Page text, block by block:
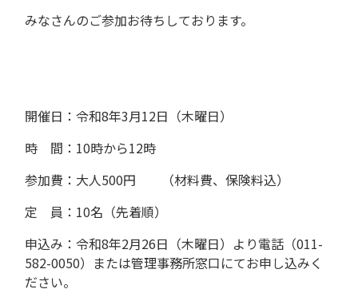
みなさんのご参加お待ちしております。
開催日：令和8年3月12日（木曜日）
時 間：10時から12時
参加費：大人500円 （材料費、保険料込）
定 員：10名（先着順）
申込み：令和8年2月26日（木曜日）より電話（011-
582-0050）または管理事務所窓口にてお申し込みく
ださい。